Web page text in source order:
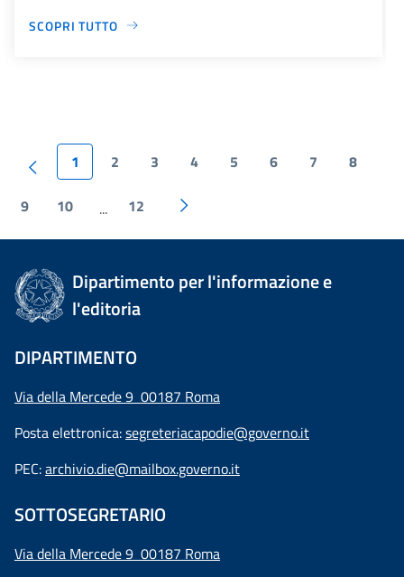
SCOPRI TUTTO
1 2 3 4 5 6 7 8
9 10 ... 12
Dipartimento per l'informazione e
l'editoria
DIPARTIMENTO
Via della Mercede 9 00187 Roma
Posta elettronica:segreteriacapodie@governo.it
PEC:archivio.die@mailbox.governo.it
SOTTOSEGRETARIO
Via della Mercede 9 00187 Roma